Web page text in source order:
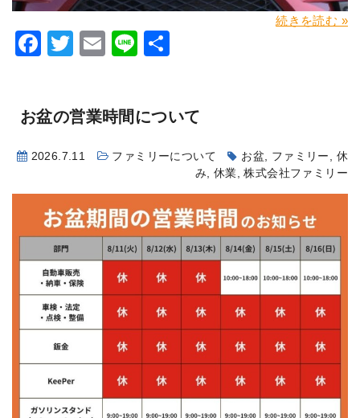
続きを読む »
Facebook
Twitter
Email
Line
お盆の営業時間について
2026.7.11 ファミリーについて お盆 ファミリー
休
み
休業 ,株式会社ファミリー